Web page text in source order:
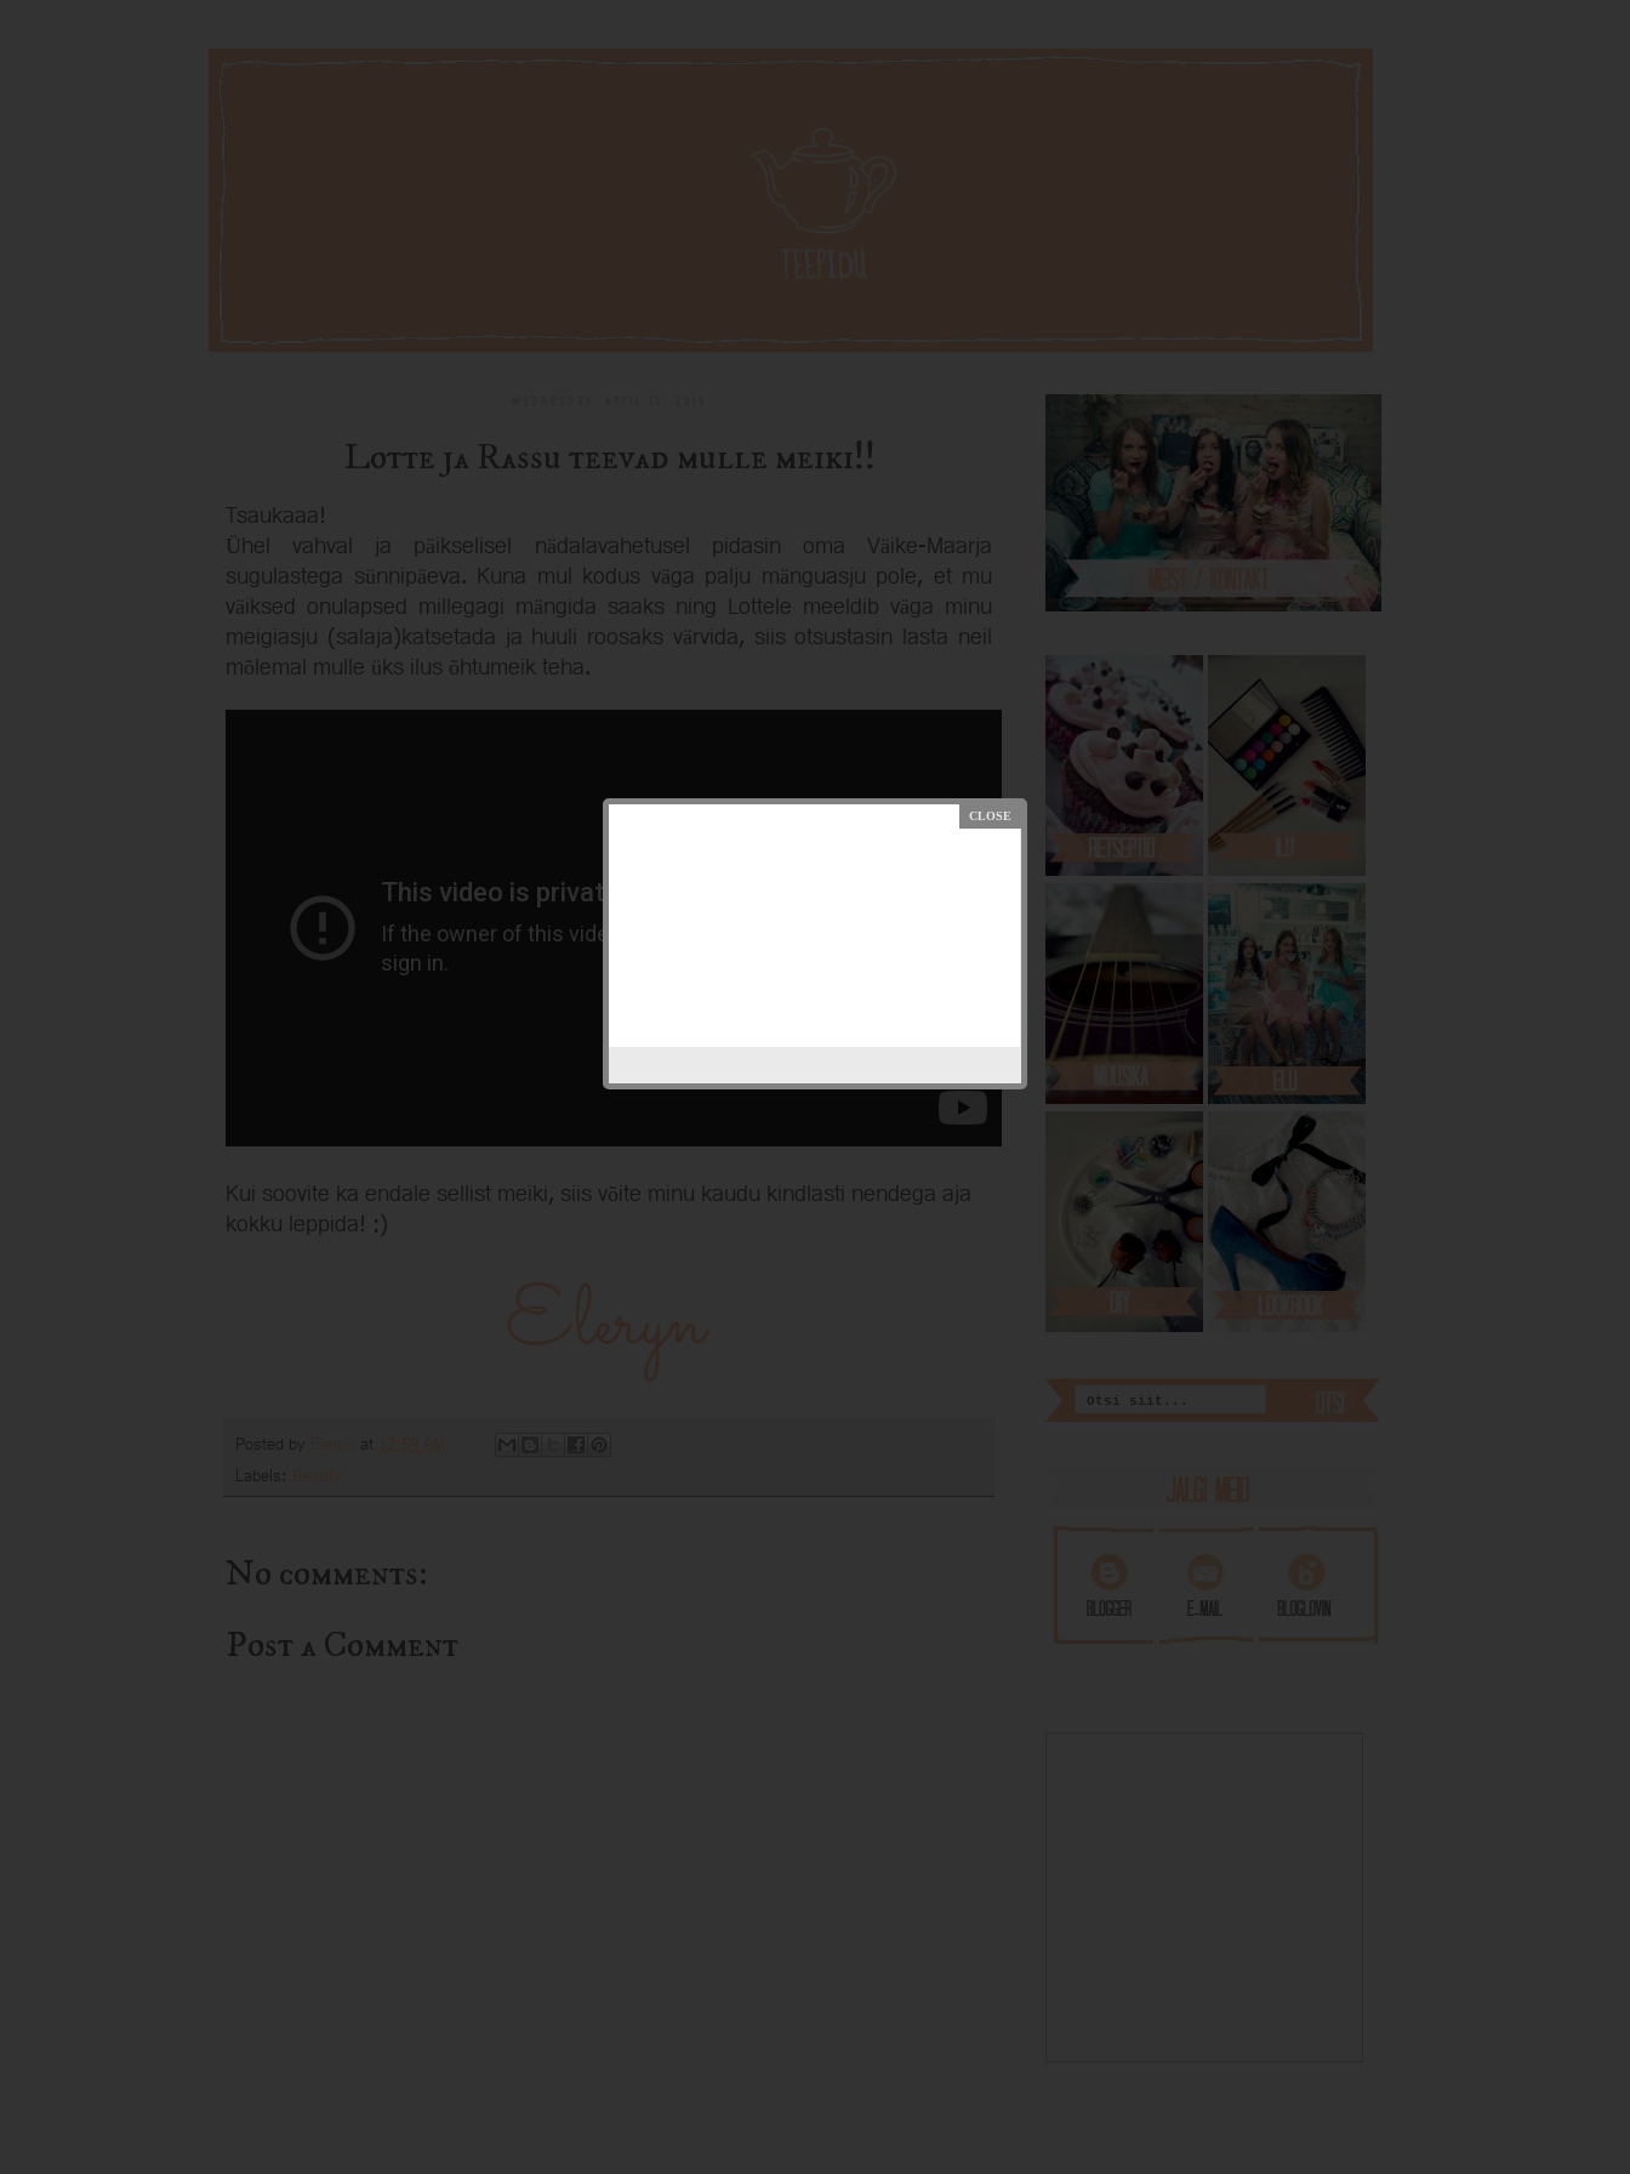
Lotte ja Rassu teevad mulle meiki!!
Tsaukaaa!
Ühel vahval ja päikselisel nädalavahetusel pidasin oma Väike-Maarja
sugulastega sünnipäeva. Kuna mul kodus väga palju mänguasju pole, et mu
väiksed onulapsed millegagi mängida saaks ning Lottele meeldib väga minu
meigiasju (salaja)katsetada ja huuli roosaks värvida, siis otsustasin lasta neil
mõlemal mulle üks ilus õhtumeik teha.
Kui soovite ka endale sellist meiki, siis võite minu kaudu kindlasti nendega aja
kokku leppida! :)
Posted by at
Labels:
No comments:
Post a Comment